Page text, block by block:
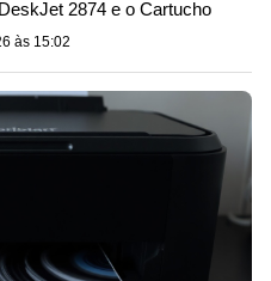
2874 e o Cartucho
às 15:02